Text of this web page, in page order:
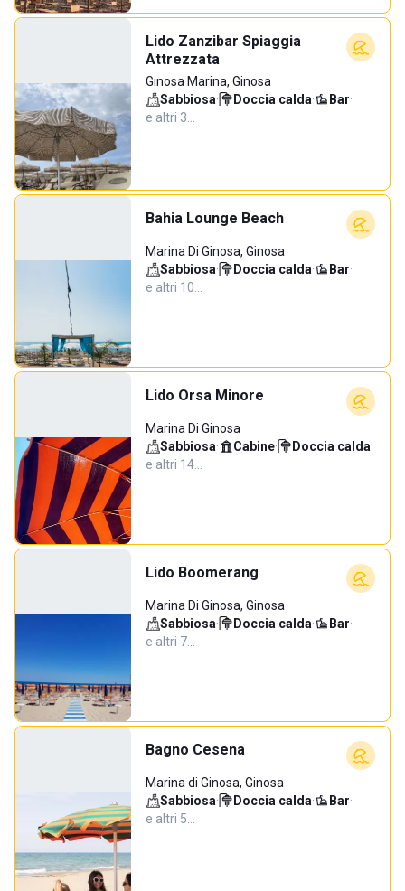
Lido Zanzibar Spiaggia
Attrezzata
Ginosa Marina, Ginosa
Sabbiosa· Doccia calda· Bar·
e altri 3…
Bahia Lounge Beach
Marina Di Ginosa, Ginosa
Sabbiosa· Doccia calda· Bar·
e altri 10…
Lido Orsa Minore
Marina Di Ginosa
Sabbiosa· Cabine· Doccia calda·
e altri 14…
Lido Boomerang
Marina Di Ginosa, Ginosa
Sabbiosa· Doccia calda· Bar·
e altri 7…
Bagno Cesena
Marina di Ginosa, Ginosa
Sabbiosa· Doccia calda· Bar·
e altri 5…